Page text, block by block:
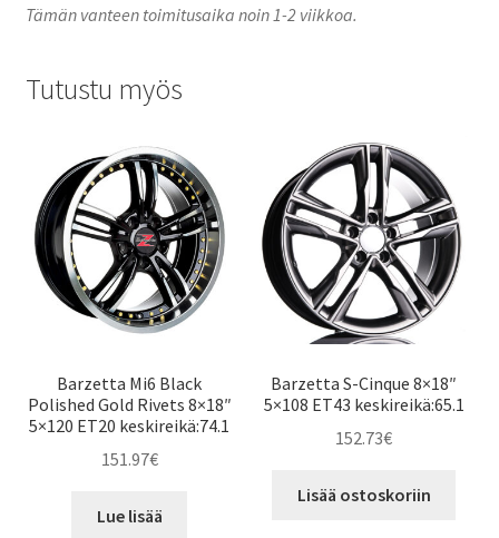
Tämän vanteen toimitusaika noin 1-2 viikkoa.
Tutustu myös
Barzetta Mi6 Black
Polished Gold Rivets 8×18″
5×120 ET20 keskireikä:74.1
151.97€
Lue lisää
Barzetta S-Cinque 8×18″
5×108 ET43 keskireikä:65.1
152.73€
Lisää ostoskoriin